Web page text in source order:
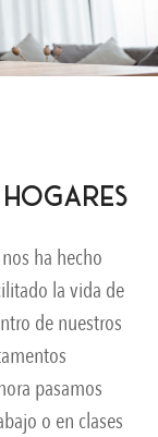
ha hecho
la vida de
de nuestros
pasamos
o en clases